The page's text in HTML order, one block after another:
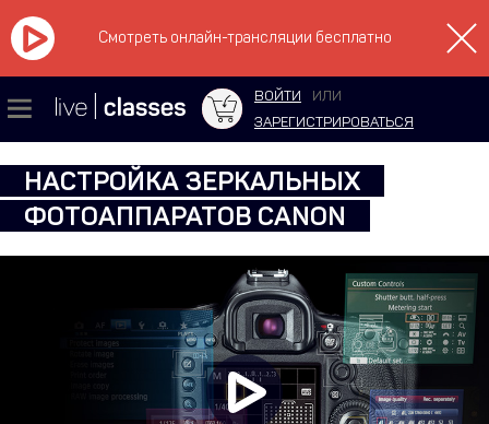
Смотреть онлайн-трансляции бесплатно
ВОЙТИ
ИЛИ
ЗАРЕГИСТРИРОВАТЬСЯ
НАСТРОЙКА ЗЕРКАЛЬНЫХ
ФОТОАППАРАТОВ CANON